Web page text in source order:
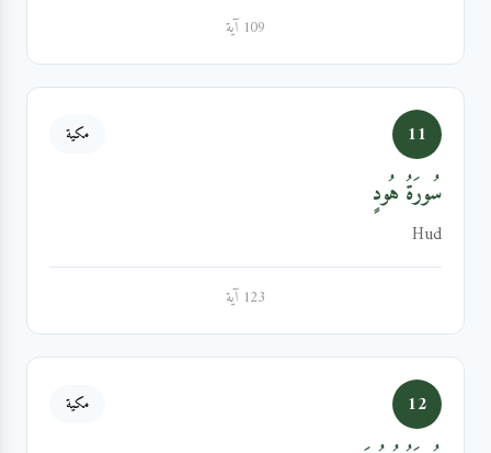
109 آية
11 مكية
سُورَةُ هُودٍ
Hud
123 آية
12 مكية